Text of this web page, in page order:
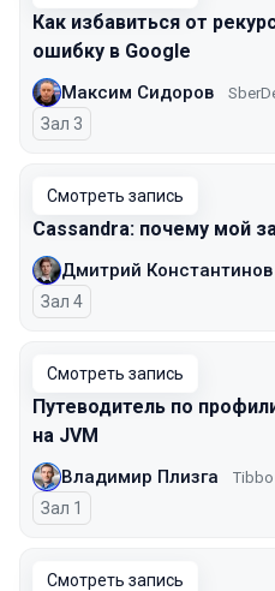
Как избавиться от
ошибку в Google
Максим Сидоров
Зал 3
Смотреть запись
Cassandra: почему мой
Дмитрий Константинов
Зал 4
Смотреть запись
Путеводитель по
на JVM
Владимир Плизга
Зал 1
Смотреть запись